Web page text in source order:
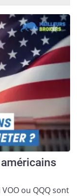
ou QQQ sont